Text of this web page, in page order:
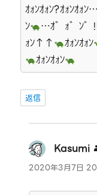
ｵｫﾝｵｫﾝ?ｵｫﾝｵｫﾝ…
ﾝ
…ｵ゛ｫ゛ﾝ゛
ｫﾝ↑↑
ｵｫﾝｵｫﾝ
ｵｫﾝｵｫﾝ
返信
Kasumi
2020年3月7日